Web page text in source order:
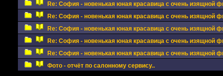
Re: София - новенькая юная красавица с очень изящной
Re: София - новенькая юная красавица с очень изящной
Re: София - новенькая юная красавица с очень изящной
Re: София - новенькая юная красавица с очень изящной
Re: София - новенькая юная красавица с очень изящной
Фото - отчёт по салонному сервису..